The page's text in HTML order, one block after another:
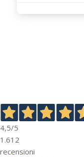
4,5/5
1.612
recensioni